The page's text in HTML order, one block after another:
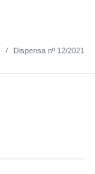
Dispensa nº 12/2021